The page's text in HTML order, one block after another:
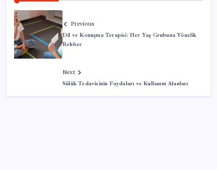
Previous
Dil ve Konuşma Terapisi: Her Yaş Grubuna Yönelik
Rehber
Next
Sülük Tedavisinin Faydaları ve Kullanım Alanları